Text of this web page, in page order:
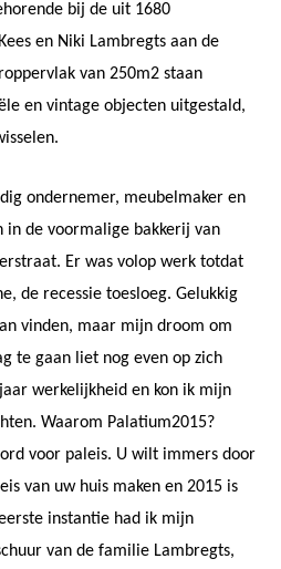
bij de uit 1680
en Niki Lambregts aan de
van 250m2 staan
en vintage objecten uitgestald,
ondernemer, meubelmaker en
in de voormalige bakkerij van
Er was volop werk totdat
de recessie toesloeg. Gelukkig
vinden, maar mijn droom om
te gaan liet nog even op zich
werkelijkheid en kon ik mijn
Waarom Palatium2015?
voor paleis. U wilt immers door
van uw huis maken en 2015 is
instantie had ik mijn
van de familie Lambregts,